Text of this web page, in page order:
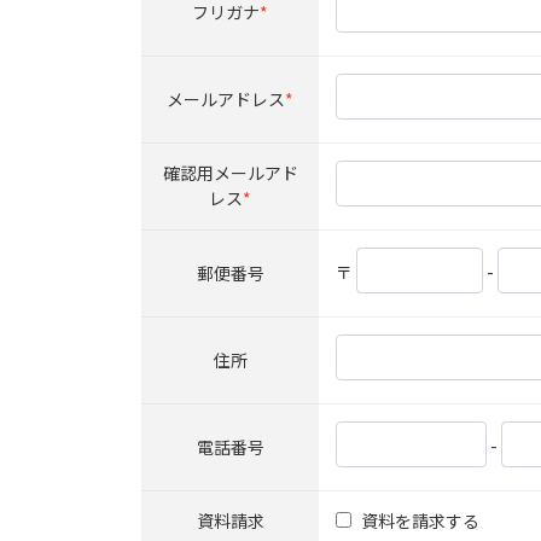
フリガナ*
メールアドレス*
確認用メールアド
レス*
郵便番号 〒 -
住所
電話番号 -
資料請求 資料を請求する